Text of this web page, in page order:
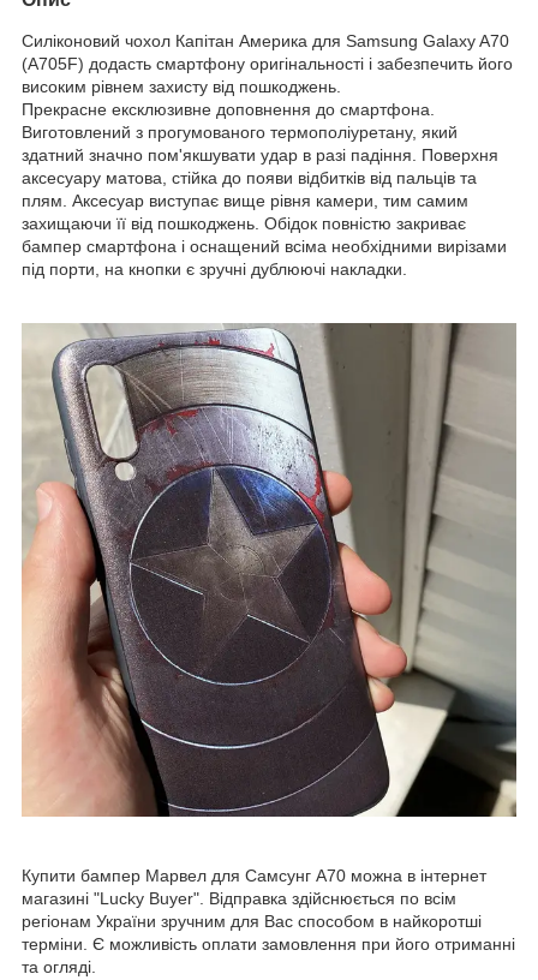
Силіконовий чохол Капітан Америка для Samsung Galaxy A70
(A705F) додасть смартфону оригінальності і забезпечить його
високим рівнем захисту від пошкоджень.
Прекрасне ексклюзивне доповнення до смартфона.
Виготовлений з прогумованого термополіуретану, який
здатний значно пом'якшувати удар в разі падіння. Поверхня
аксесуару матова, стійка до появи відбитків від пальців та
плям. Аксесуар виступає вище рівня камери, тим самим
захищаючи її від пошкоджень. Обідок повністю закриває
бампер смартфона і оснащений всіма необхідними вирізами
під порти, на кнопки є зручні дублюючі накладки.
Купити бампер Марвел для Самсунг А70 можна в інтернет
магазині "Lucky Buyer". Відправка здійснюється по всім
регіонам України зручним для Вас способом в найкоротші
терміни. Є можливість оплати замовлення при його отриманні
та огляді.